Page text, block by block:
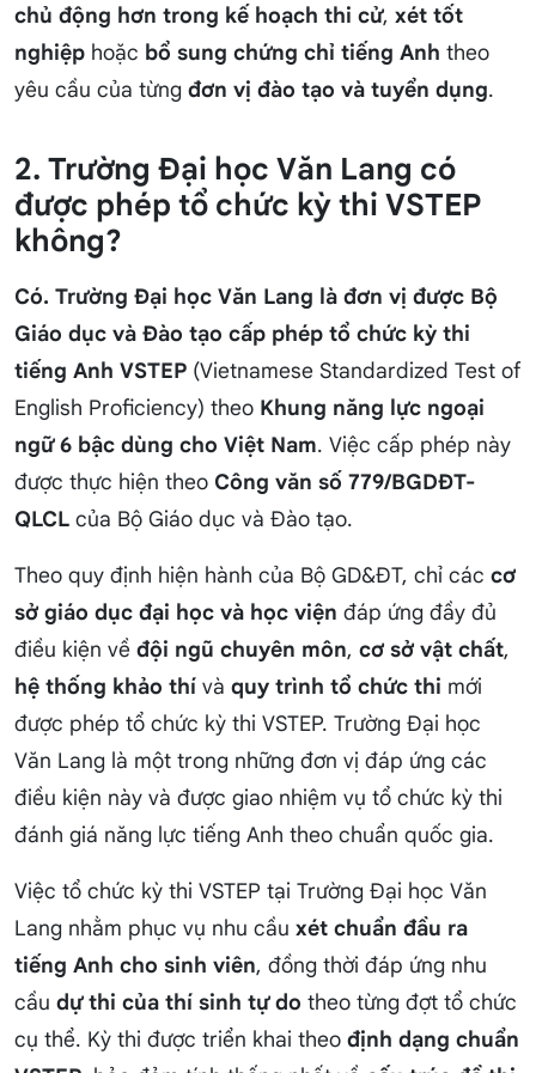
chủ động hơn trong kế hoạch thi cử, xét tốt
nghiệp hoặc bổ sung chứng chỉ tiếng Anh theo
yêu cầu của từng đơn vị đào tạo và tuyển dụng.
2. Trường Đại học Văn Lang có
được phép tổ chức kỳ thi VSTEP
không?
Có. Trường Đại học Văn Lang là đơn vị được Bộ
Giáo dục và Đào tạo cấp phép tổ chức kỳ thi
tiếng Anh VSTEP (Vietnamese Standardized Test of
English Proficiency) theo Khung năng lực ngoại
ngữ 6 bậc dùng cho Việt Nam. Việc cấp phép này
được thực hiện theo Công văn số 779/BGDĐT-
QLCL của Bộ Giáo dục và Đào tạo.
Theo quy định hiện hành của Bộ GD&ĐT, chỉ các cơ
sở giáo dục đại học và học viện đáp ứng đầy đủ
điều kiện về đội ngũ chuyên môn, cơ sở vật chất,
hệ thống khảo thí và quy trình tổ chức thi mới
được phép tổ chức kỳ thi VSTEP. Trường Đại học
Văn Lang là một trong những đơn vị đáp ứng các
điều kiện này và được giao nhiệm vụ tổ chức kỳ thi
đánh giá năng lực tiếng Anh theo chuẩn quốc gia.
Việc tổ chức kỳ thi VSTEP tại Trường Đại học Văn
Lang nhằm phục vụ nhu cầu xét chuẩn đầu ra
tiếng Anh cho sinh viên, đồng thời đáp ứng nhu
cầu dự thi của thí sinh tự do theo từng đợt tổ chức
cụ thể. Kỳ thi được triển khai theo định dạng chuẩn